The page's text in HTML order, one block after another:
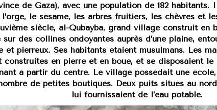
de Gaza), avec une population de 182 habitants.
l’orge, le sésame, les arbres fruitiers, les chèvres et
siècle, al-Qubayba, grand village construit en
sur des collines ondoyantes auprès d’une plaine,
et pierreux. Ses habitants étaient musulmans. Les
construites en pierre et en boue, et se disposaient
à partir du centre. Le village possédait une
de petites boutiques. Deux puits situés au
lui fournissaient de l’eau potable.